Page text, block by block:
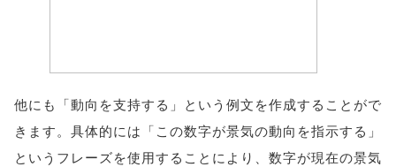
他にも「動向を支持する」という例文を作成することがで
きます。具体的には「この数字が景気の動向を指示する」
というフレーズを使用することにより、数字が現在の景気